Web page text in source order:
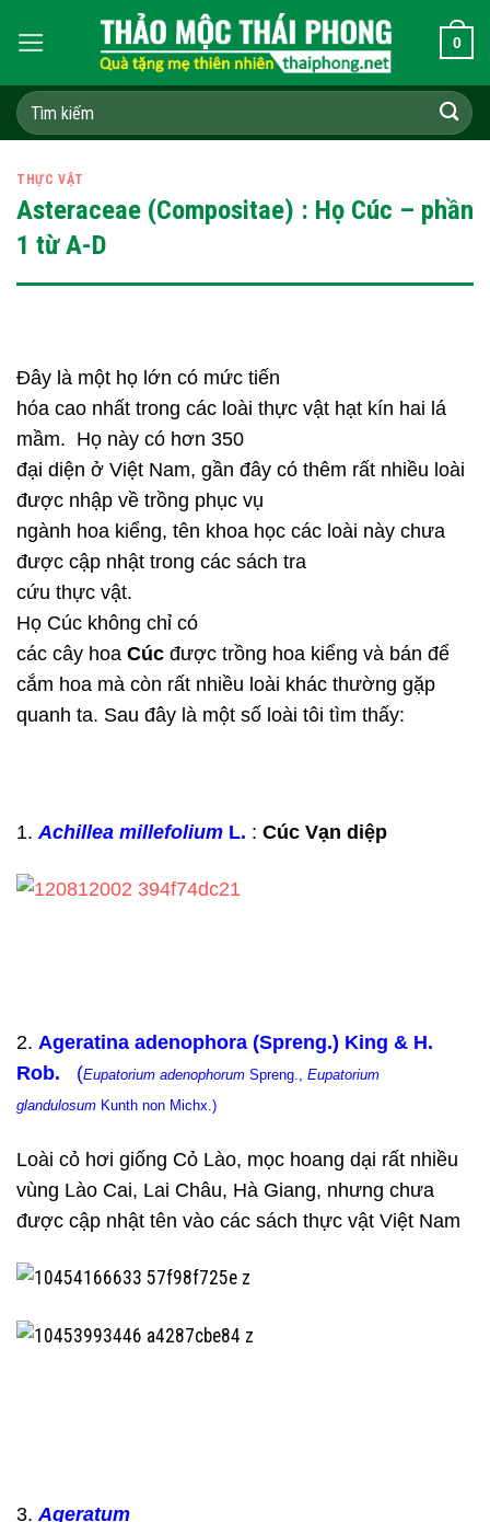
0
Tìm
kiếm:
THỰC VẬT
Asteraceae (Compositae) : Họ Cúc – phần
1 từ A-D
Đây là một họ lớn có mức tiến
hóa cao nhất trong các loài thực vật hạt kín hai lá
mầm. Họ này có hơn 350
đại diện ở Việt Nam, gần đây có thêm rất nhiều loài
được nhập về trồng phục vụ
ngành hoa kiểng, tên khoa học các loài này chưa
được cập nhật trong các sách tra
cứu thực vật.
Họ Cúc không chỉ có
các cây hoa Cúc được trồng hoa kiểng và bán để
cắm hoa mà còn rất nhiều loài khác thường gặp
quanh ta. Sau đây là một số loài tôi tìm thấy:
1.Achillea millefolium L. : Cúc Vạn diệp
2. Ageratina adenophora (Spreng.) King & H.
Rob. (Eupatorium adenophorum Spreng., Eupatorium
glandulosum Kunth non Michx.)
Loài cỏ hơi giống Cỏ Lào, mọc hoang dại rất nhiều
vùng Lào Cai, Lai Châu, Hà Giang, nhưng chưa
được cập nhật tên vào các sách thực vật Việt Nam
3. Ageratum